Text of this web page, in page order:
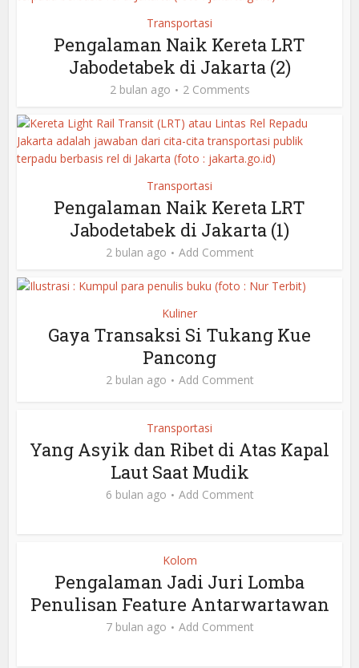
Transportasi
Pengalaman Naik Kereta LRT
Jabodetabek di Jakarta (2)
2 bulan ago 2 Comments
Transportasi
Pengalaman Naik Kereta LRT
Jabodetabek di Jakarta (1)
2 bulan ago Add Comment
Kuliner
Gaya Transaksi Si Tukang Kue
Pancong
2 bulan ago Add Comment
Transportasi
Yang Asyik dan Ribet di Atas Kapal
Laut Saat Mudik
6 bulan ago Add Comment
Kolom
Pengalaman Jadi Juri Lomba
Penulisan Feature Antarwartawan
7 bulan ago Add Comment